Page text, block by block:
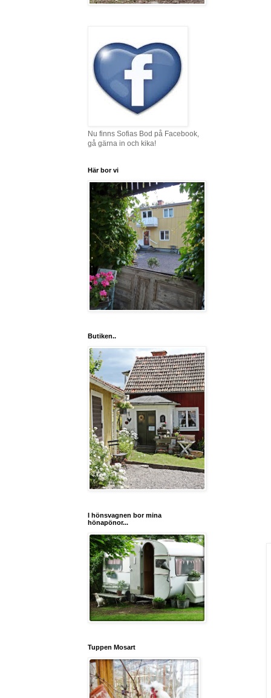
Nu finns Sofias Bod på Facebook,
gå gärna in och kika!
Här bor vi
Butiken..
I hönsvagnen bor mina
hönapönor...
Tuppen Mosart